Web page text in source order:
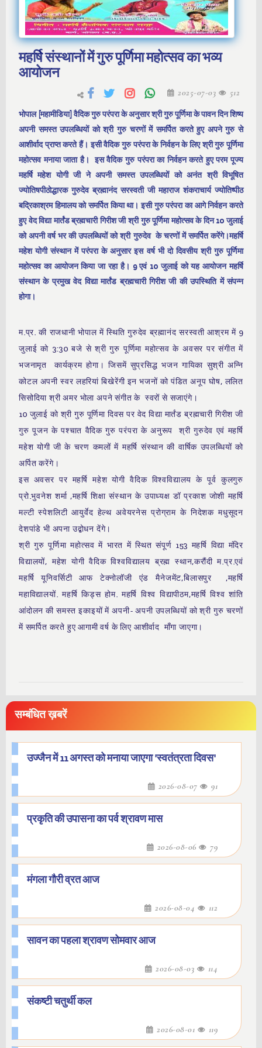
महर्षि संस्थानों में गुरु पूर्णिमा महोत्सव का भव्य
आयोजन
2025-07-03 512
भोपाल [महामीडिया] वैदिक गुरु परंपरा के अनुसार श्री गुरु पूर्णिमा के पावन दिन शिष्य
अपनी समस्त उपलब्धियों को श्री गुरु चरणों में समर्पित करते हुए अपने गुरु से
आशीर्वाद प्राप्त करते हैं। इसी वैदिक गुरु परंपरा के निर्वहन के लिए श्री गुरु पूर्णिमा
महोत्सव मनाया जाता है। इस वैदिक गुरु परंपरा का निर्वहन करते हुए परम पूज्य
महर्षि महेश योगी जी ने अपनी समस्त उपलब्धियों को अनंत श्री विभूषित
ज्योतिषपीठोद्धारक गुरुदेव ब्रह्मानंद सरस्वती जी महाराज शंकराचार्य ज्योतिष्पीठ
बद्रिकाश्रम हिमालय को समर्पित किया था। इसी गुरु परंपरा का आगे निर्वहन करते
हुए वेद विद्या मार्तंड ब्रह्मचारी गिरीश जी श्री गुरु पूर्णिमा महोत्सव के दिन 10 जुलाई
को अपनी वर्ष भर की उपलब्धियों को श्री गुरुदेव के चरणों में समर्पित करेंगे।महर्षि
महेश योगी संस्थान में परंपरा के अनुसार इस वर्ष भी दो दिवसीय श्री गुरु पूर्णिमा
महोत्सव का आयोजन किया जा रहा है। 9 एवं 10 जुलाई को यह आयोजन महर्षि
संस्थान के प्रमुख वेद विद्या मार्तंड ब्रह्मचारी गिरीश जी की उपस्थिति में संपन्न
होगा।
म.प्र. की राजधानी भोपाल में स्थिति गुरुदेव ब्रह्मानंद सरस्वती आश्रम में 9
जुलाई को 3:30 बजे से श्री गुरु पूर्णिमा महोत्सव के अवसर पर संगीत में
भजनामृत कार्यक्रम होगा। जिसमें सुप्रसिद्ध भजन गायिका सुश्री अन्नि
कोटल अपनी स्वर लहरियां बिखेरेंगी इन भजनों को पंडित अनूप घोष, ललित
सिसोदिया श्री अमर भोला अपने संगीत के स्वरों से सजाएंगे।
10 जुलाई को श्री गुरु पूर्णिमा दिवस पर वेद विद्या मार्तंड ब्रह्मचारी गिरीश जी
गुरु पूजन के पश्चात वैदिक गुरु परंपरा के अनुरूप श्री गुरुदेव एवं महर्षि
महेश योगी जी के चरण कमलों में महर्षि संस्थान की वार्षिक उपलब्धियों को
अर्पित करेंगे।
इस अवसर पर महर्षि महेश योगी वैदिक विश्वविद्यालय के पूर्व कुलगुरु
प्रो.भुवनेश शर्मा ,महर्षि शिक्षा संस्थान के उपाध्यक्ष डॉ प्रकाश जोशी महर्षि
मल्टी स्पेशलिटी आयुर्वेद हेल्थ अवेयरनेस प्रोग्राम के निदेशक मधुसूदन
देशपांडे भी अपना उद्बोधन देंगे।
श्री गुरु पूर्णिमा महोत्सव में भारत में स्थित संपूर्ण 153 महर्षि विद्या मंदिर
विद्यालयों, महेश योगी वैदिक विश्वविद्यालय ब्रह्म स्थान,करौंदी म.प्र.एवं
महर्षि यूनिवर्सिटी आफ टेक्नोलॉजी एंड मैनेजमेंट,बिलासपुर ,महर्षि
महाविद्यालयों. महर्षि किड्स होम. महर्षि विश्व विद्यापीठम,महर्षि विश्व शांति
आंदोलन की समस्त इकाइयों में अपनी- अपनी उपलब्धियों को श्री गुरु चरणों
में समर्पित करते हुए आगामी वर्ष के लिए आशीर्वाद माँगा जाएगा।
सम्बंधित ख़बरें
उज्जैन में 11 अगस्त को मनाया जाएगा 'स्वतंत्रता दिवस'
2026-08-07 91
प्रकृति की उपासना का पर्व श्रावण मास
2026-08-06 79
मंगला गौरी व्रत आज
2026-08-04 112
सावन का पहला श्रावण सोमवार आज
2026-08-03 114
संकष्टी चतुर्थी कल
2026-08-01 119